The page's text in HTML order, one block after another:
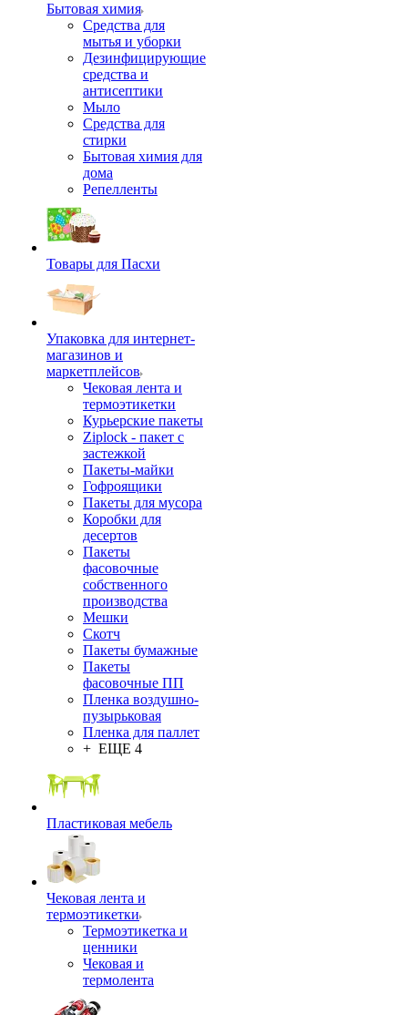
Бытовая химия
Средства для
мытья и уборки
Дезинфицирующие
средства и
антисептики
Мыло
Средства для
стирки
Бытовая химия для
дома
Репелленты
Товары для Пасхи
Упаковка для интернет-
магазинов и
маркетплейсов
Чековая лента и
термоэтикетки
Курьерские пакеты
Ziplock - пакет с
застежкой
Пакеты-майки
Гофроящики
Пакеты для мусора
Коробки для
десертов
Пакеты
фасовочные
собственного
производства
Мешки
Скотч
Пакеты бумажные
Пакеты
фасовочные ПП
Пленка воздушно-
пузырьковая
Пленка для паллет
+ ЕЩЕ 4
Пластиковая мебель
Чековая лента и
термоэтикетки
Термоэтикетка и
ценники
Чековая и
термолента